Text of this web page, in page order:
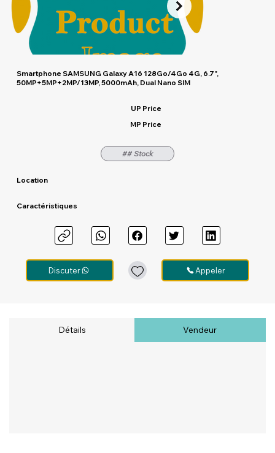
Smartphone SAMSUNG Galaxy A16 128Go/4Go 4G, 6.7",
50MP+5MP+2MP/13MP, 5000mAh, Dual Nano SIM
UP Price
MP Price
## Stock
Location
Caractéristiques
Discuter Appeler
Détails Vendeur